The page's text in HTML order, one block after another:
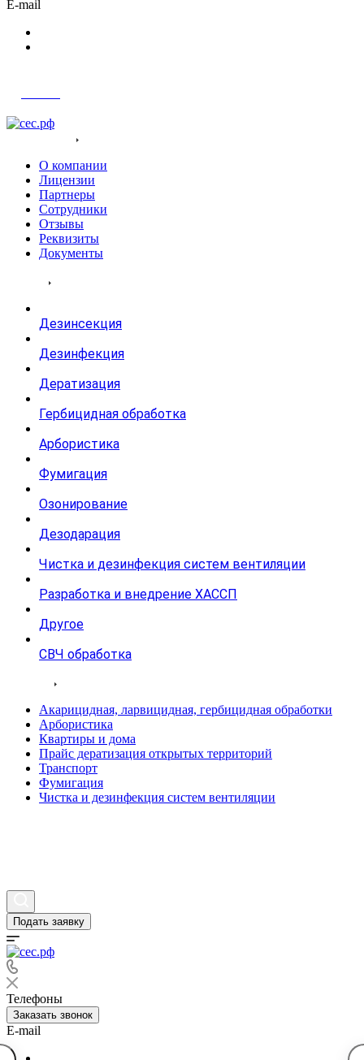
E-mail
О компании
Лицензии
Партнеры
Сотрудники
Отзывы
Реквизиты
Документы
Дезинсекция
Дезинфекция
Дератизация
Гербицидная обработка
Арбористика
Фумигация
Озонирование
Дезодарация
Чистка и дезинфекция систем вентиляции
Разработка и внедрение ХАССП
Другое
СВЧ обработка
Акарицидная, ларвицидная, гербицидная обработки
Арбористика
Квартиры и дома
Прайс дератизация открытых территорий
Транспорт
Фумигация
Чистка и дезинфекция систем вентиляции
Подать заявку
Телефоны
Заказать звонок
E-mail